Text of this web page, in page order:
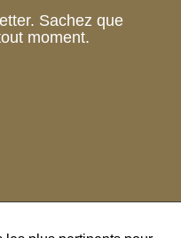
Sachez que
moment.